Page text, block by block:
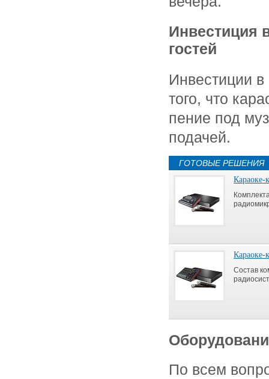
Инвестиция
гостей
Инвестиции в
того, что
пение под
подачей.
ГОТОВЫЕ РЕШЕНИЯ
Караоке-
Состав
По всем